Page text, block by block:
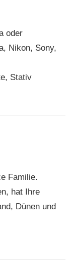
oder
Nikon, Sony,
Stativ
Familie.
hat Ihre
Dünen und